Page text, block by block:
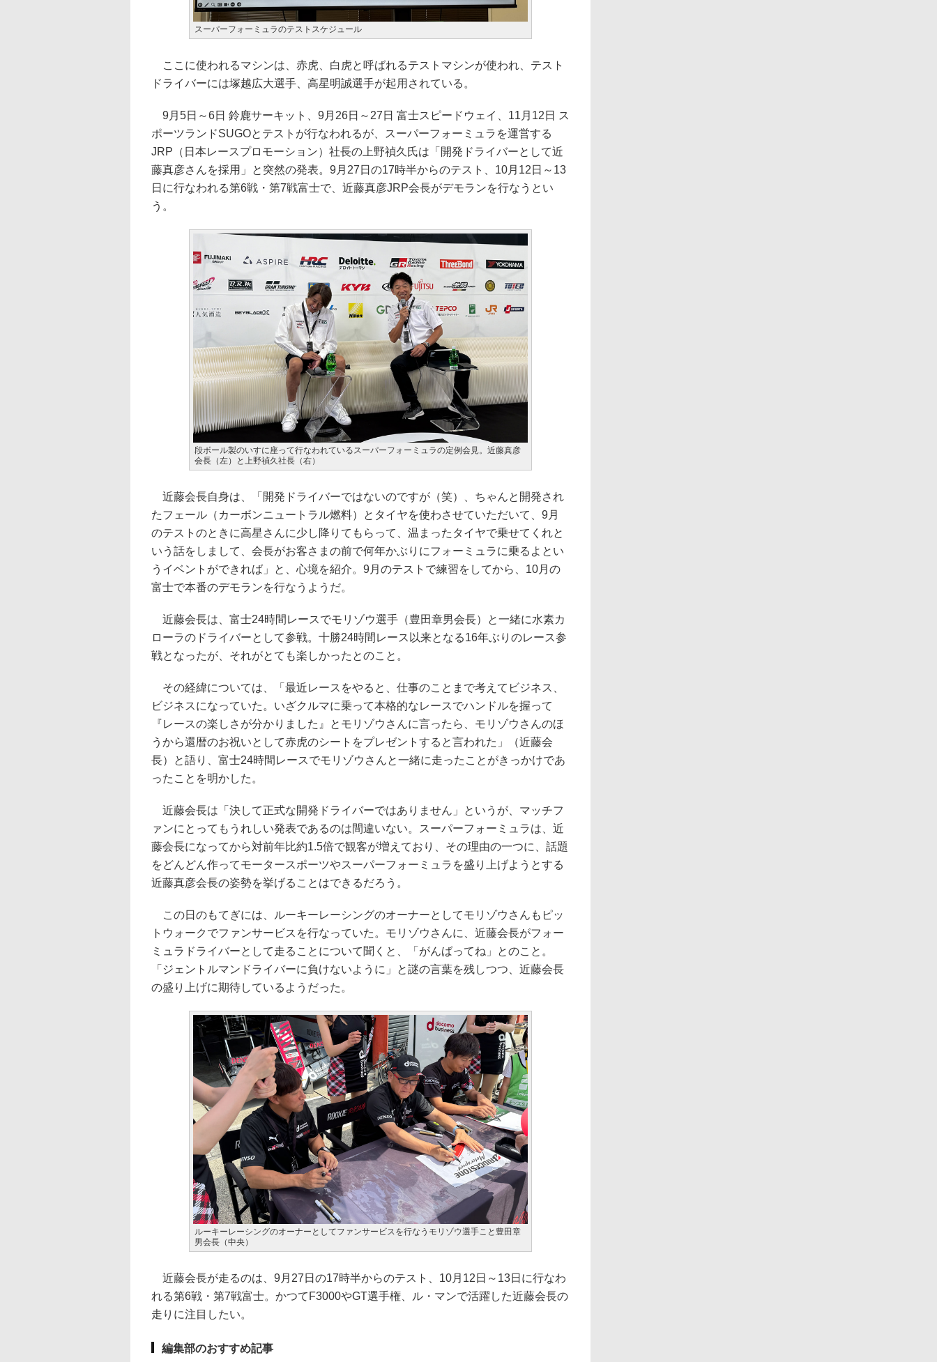
スーパーフォーミュラのテストスケジュール
ここに使われるマシンは、赤虎、白虎と呼ばれるテストマシンが使われ、テスト
ドライバーには塚越広大選手、高星明誠選手が起用されている。
9月5日～6日 鈴鹿サーキット、9月26日～27日 富士スピードウェイ、11月12日 ス
ポーツランドSUGOとテストが行なわれるが、スーパーフォーミュラを運営する
JRP（日本レースプロモーション）社長の上野禎久氏は「開発ドライバーとして近
藤真彦さんを採用」と突然の発表。9月27日の17時半からのテスト、10月12日～13
日に行なわれる第6戦・第7戦富士で、近藤真彦JRP会長がデモランを行なうとい
う。
段ボール製のいすに座って行なわれているスーパーフォーミュラの定例会見。近藤真彦
会長（左）と上野禎久社長（右）
近藤会長自身は、「開発ドライバーではないのですが（笑）、ちゃんと開発され
たフェール（カーボンニュートラル燃料）とタイヤを使わさせていただいて、9月
のテストのときに高星さんに少し降りてもらって、温まったタイヤで乗せてくれと
いう話をしまして、会長がお客さまの前で何年かぶりにフォーミュラに乗るよとい
うイベントができれば」と、心境を紹介。9月のテストで練習をしてから、10月の
富士で本番のデモランを行なうようだ。
近藤会長は、富士24時間レースでモリゾウ選手（豊田章男会長）と一緒に水素カ
ローラのドライバーとして参戦。十勝24時間レース以来となる16年ぶりのレース参
戦となったが、それがとても楽しかったとのこと。
その経緯については、「最近レースをやると、仕事のことまで考えてビジネス、
ビジネスになっていた。いざクルマに乗って本格的なレースでハンドルを握って
『レースの楽しさが分かりました』とモリゾウさんに言ったら、モリゾウさんのほ
うから還暦のお祝いとして赤虎のシートをプレゼントすると言われた」（近藤会
長）と語り、富士24時間レースでモリゾウさんと一緒に走ったことがきっかけであ
ったことを明かした。
近藤会長は「決して正式な開発ドライバーではありません」というが、マッチフ
ァンにとってもうれしい発表であるのは間違いない。スーパーフォーミュラは、近
藤会長になってから対前年比約1.5倍で観客が増えており、その理由の一つに、話題
をどんどん作ってモータースポーツやスーパーフォーミュラを盛り上げようとする
近藤真彦会長の姿勢を挙げることはできるだろう。
この日のもてぎには、ルーキーレーシングのオーナーとしてモリゾウさんもピッ
トウォークでファンサービスを行なっていた。モリゾウさんに、近藤会長がフォー
ミュラドライバーとして走ることについて聞くと、「がんばってね」とのこと。
「ジェントルマンドライバーに負けないように」と謎の言葉を残しつつ、近藤会長
の盛り上げに期待しているようだった。
ルーキーレーシングのオーナーとしてファンサービスを行なうモリゾウ選手こと豊田章
男会長（中央）
近藤会長が走るのは、9月27日の17時半からのテスト、10月12日～13日に行なわ
れる第6戦・第7戦富士。かつてF3000やGT選手権、ル・マンで活躍した近藤会長の
走りに注目したい。
編集部のおすすめ記事